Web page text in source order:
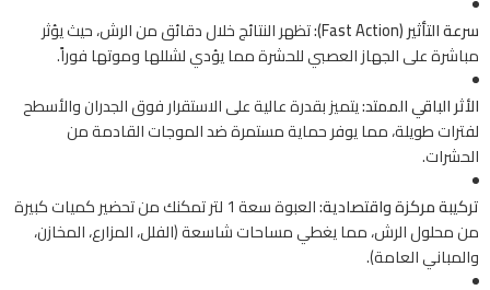
سرعة التأثير (Fast Action):
تظهر النتائج خلال دقائق من الرش، حيث يؤثر
مباشرة على الجهاز العصبي للحشرة مما يؤدي لشللها وموتها فوراً.
الأثر الباقي الممتد:يتميز بقدرة عالية على الاستقرار فوق الجدران والأسطح
لفترات طويلة، مما يوفر حماية مستمرة ضد الموجات القادمة من
الحشرات.
تركيبة مركزة واقتصادية:
العبوة سعة 1 لتر تمكنك من تحضير كميات كبيرة
من محلول الرش، مما يغطي مساحات شاسعة (الفلل، المزارع، المخازن،
والمباني العامة).